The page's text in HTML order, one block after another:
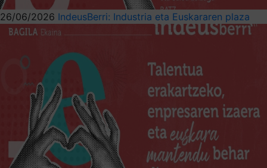
26/06/2026 IndeusBerri: Industria eta Euskararen plaza